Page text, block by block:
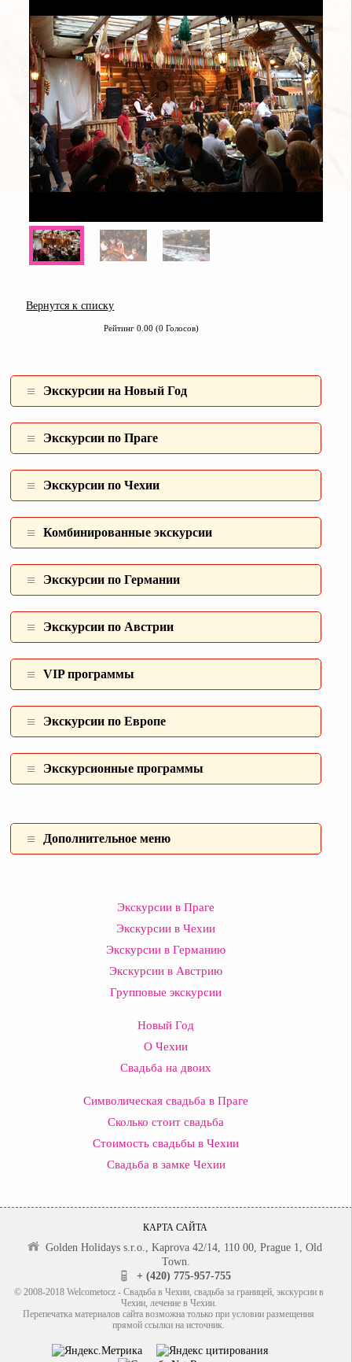
Вернутся к списку
Рейтинг 0.00 (0 Голосов)
Экскурсии на Новый Год
Экскурсии по Праге
Экскурсии по Чехии
Комбинированные экcкурсии
Экскурсии по Германии
Экскурсии по Австрии
VIP программы
Экскурсии по Европе
Экскурсионные программы
Дополнительное меню
Экскурсии в Праге
Экскурсии в Чехии
Экскурсии в Германию
Экскурсии в Австрию
Групповые экскурсии
Новый Год
О Чехии
Свадьба на двоих
Символическая свадьба в Праге
Сколько стоит свадьба
Стоимость свадьбы в Чехии
Свадьба в замке Чехии
КАРТА САЙТА
Golden Holidays s.r.o., Kaprova 42/14, 110 00, Prague 1, Old
Town.
+ (420) 775-957-755
© 2008-2018 Welcometocz - Свадьба в Чехии, свадьба за границей, экскурсии в
Чехии, лечение в Чехии.
Перепечатка материалов сайта возможна только при условии размещения
прямой ссылки на источник.